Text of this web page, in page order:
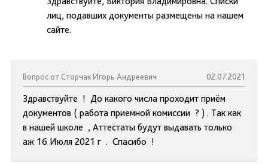
лиц, подавших документы размещены на нашем
сайте.
Вопрос от Сторчак Игорь Андреевич 02.07.2021
Здравствуйте ! До какого числа проходит приём
документов ( работа приемной комиссии ? ) . Так как
в нашей школе , Аттестаты будут выдавать только
аж 16 Июля 2021 г . Спасибо !